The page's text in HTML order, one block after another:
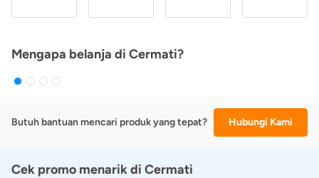
Mengapa belanja di Cermati?
Butuh bantuan mencari produk yang tepat? Hubungi Kami
Cek promo menarik di Cermati